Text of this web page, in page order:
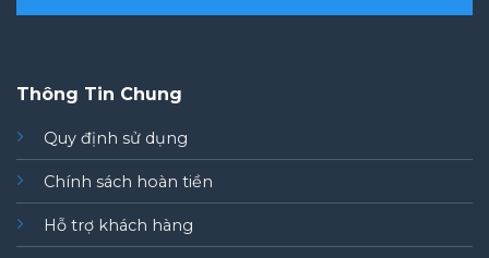
Thông Tin Chung
Quy định sử dụng
Chính sách hoàn tiền
Hỗ trợ khách hàng